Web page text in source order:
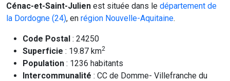
Cénac-et-Saint-Julien est située dans le département de
la Dordogne (24), en région Nouvelle-Aquitaine.
Code Postal : 24250
Superficie : 19.87 km2
Population : 1236 habitants
Intercommunalité : CC de Domme- Villefranche du